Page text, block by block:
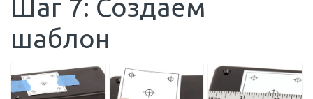
Шаг 7: Создаем
шаблон